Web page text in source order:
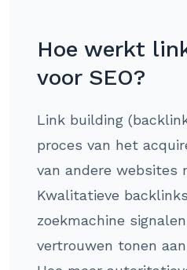
Hoe werkt
voor SEO?
Link building
proces van het
van andere websites
Kwalitatieve
zoekmachine
vertrouwen tonen